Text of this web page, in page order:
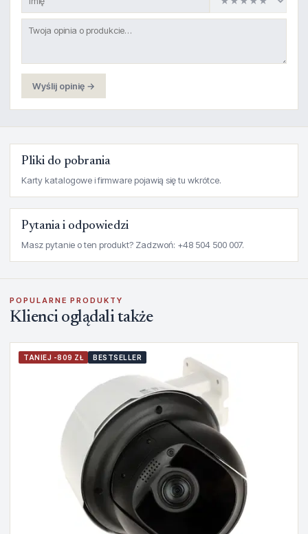
Wyślij opinię →
Pliki do pobrania
Karty katalogowe i firmware pojawią się tu wkrótce.
Pytania i odpowiedzi
Masz pytanie o ten produkt? Zadzwoń: +48 504 500 007.
POPULARNE PRODUKTY
Klienci oglądali także
TANIEJ -809 ZŁ BESTSELLER